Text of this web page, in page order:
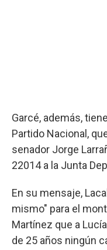
Garcé, además,
Partido Nacional,
senador Jorge
22014 a la Junta
En su mensaje,
mismo" para el
Martínez que a
de 25 años ningún